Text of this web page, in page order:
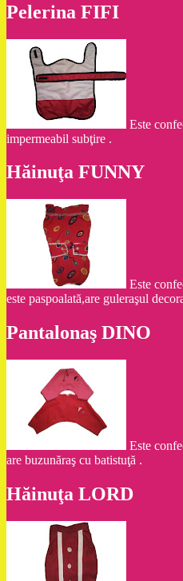
Pelerina FIFI
Este
impermeabil subţire .
Hăinuţa FUNNY
Este
este paspoalată,are guleraşul
Pantalonaş DINO
Este
are buzunăraş cu batistuţă .
Hăinuţa LORD